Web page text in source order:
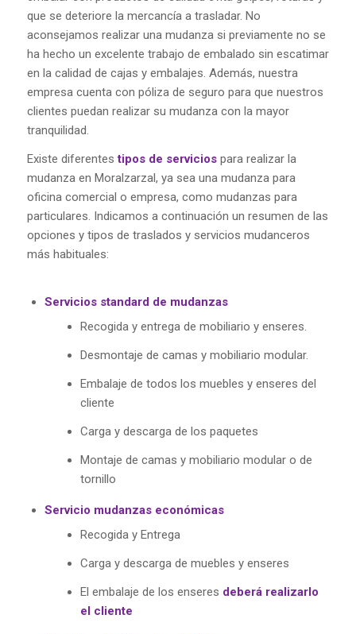
que se deteriore la mercancía a trasladar. No
aconsejamos realizar una mudanza si previamente no se
ha hecho un excelente trabajo de embalado sin escatimar
en la calidad de cajas y embalajes. Además, nuestra
empresa cuenta con póliza de seguro para que nuestros
clientes puedan realizar su mudanza con la mayor
tranquilidad.
Existe diferentestipos de serviciospara realizar la
mudanza en Moralzarzal, ya sea una mudanza para
oficina comercial o empresa, como mudanzas para
particulares. Indicamos a continuación un resumen de las
opciones y tipos de traslados y servicios mudanceros
más habituales:
Servicios standard de mudanzas
Recogida y entrega de mobiliario y enseres.
Desmontaje de camas y mobiliario modular.
Embalaje de todos los muebles y enseres del
cliente
Carga y descarga de los paquetes
Montaje de camas y mobiliario modular o de
tornillo
Servicio mudanzas económicas
Recogida y Entrega
Carga y descarga de muebles y enseres
El embalaje de los enseres deberá realizarlo
el cliente